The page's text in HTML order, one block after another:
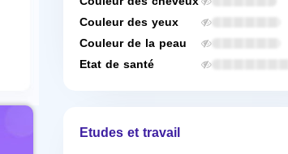
Couleur des yeux
Couleur de la peau
Etat de santé
Etudes et travail